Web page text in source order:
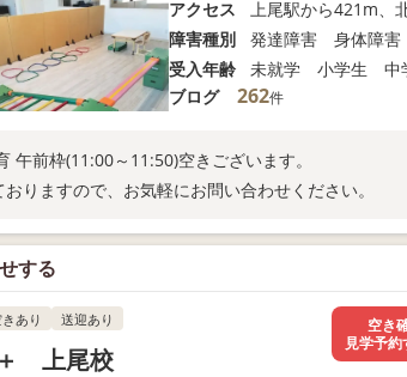
アクセス
上尾駅から421m、
障害種別
発達障害 身体障
受入年齢
未就学 小学生 中
ブログ
262件
午前枠(11:00～11:50)空きございます。
りますので、お気軽にお問い合わせください。
する
あり 送迎あり
上尾校
空き
見学予約